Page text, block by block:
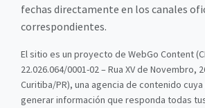
fechas directamente en los canales
correspondientes.
El sitio es un proyecto de WebGo Content
22.026.064/0001-02 – Rua XV de Novembro,
Curitiba/PR), una agencia de contenido
generar información que responda todas